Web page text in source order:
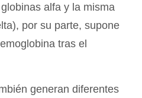
alfa y la misma
por su parte, supone
tras el
generan diferentes